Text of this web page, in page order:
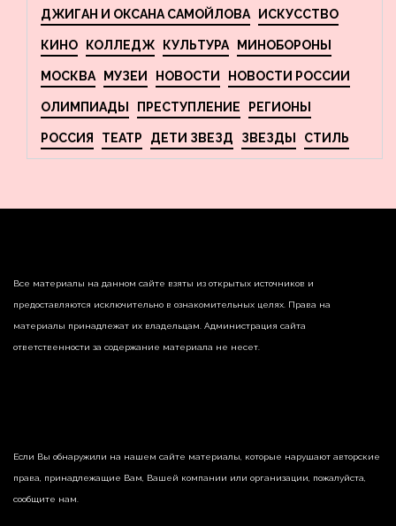
ДЖИГАН И ОКСАНА САМОЙЛОВА ИСКУССТВО
КИНО КОЛЛЕДЖ КУЛЬТУРА МИНОБОРОНЫ
МОСКВА МУЗЕИ НОВОСТИ НОВОСТИ РОССИИ
ОЛИМПИАДЫ ПРЕСТУПЛЕНИЕ РЕГИОНЫ
РОССИЯ ТЕАТР ДЕТИ ЗВЕЗД ЗВЕЗДЫ СТИЛЬ
Все материалы на данном сайте взяты из открытых источников и
предоставляются исключительно в ознакомительных целях. Права на
материалы принадлежат их владельцам. Администрация сайта
ответственности за содержание материала не несет.
Если Вы обнаружили на нашем сайте материалы, которые нарушают авторские
права, принадлежащие Вам, Вашей компании или организации, пожалуйста,
сообщите нам.